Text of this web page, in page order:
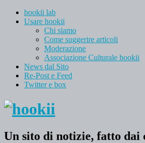
hookii lab
Usare hookii
Chi siamo
Come suggerire articoli
Moderazione
Associazione Culturale hookii
News dal Sito
Re-Post e Feed
Twitter e box
Un sito di notizie, fatto dai